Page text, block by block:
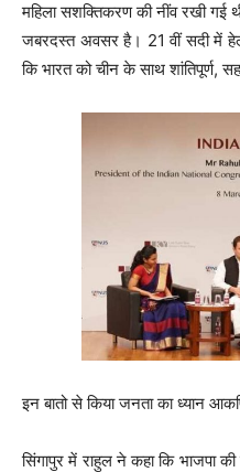
महिला सशक्तिकरण की नींव रखी गई
जबरदस्त अवसर है। 21 वीं सदी में
कि भारत को चीन के साथ शांतिपूर्ण,
इन बातो से किया जनता का ध्यान
सिंगापुर में राहुल ने कहा कि भाजपा